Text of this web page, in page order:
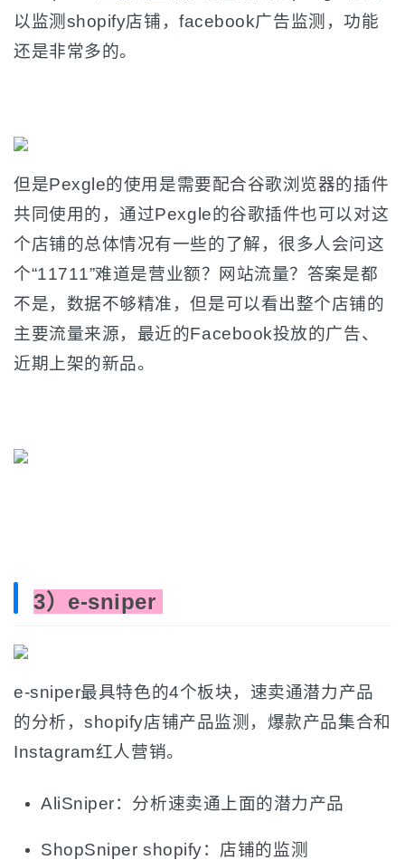
以监测shopify店铺，facebook广告监测，功能
还是非常多的。
但是Pexgle的使用是需要配合谷歌浏览器的插件
共同使用的，通过Pexgle的谷歌插件也可以对这
个店铺的总体情况有一些的了解，很多人会问这
个“11711”难道是营业额？网站流量？答案是都
不是，数据不够精准，但是可以看出整个店铺的
主要流量来源，最近的Facebook投放的广告、
近期上架的新品。
3）e-sniper
e-sniper最具特色的4个板块，速卖通潜力产品
的分析，shopify店铺产品监测，爆款产品集合和
Instagram红人营销。
AliSniper：分析速卖通上面的潜力产品
ShopSniper shopify：店铺的监测